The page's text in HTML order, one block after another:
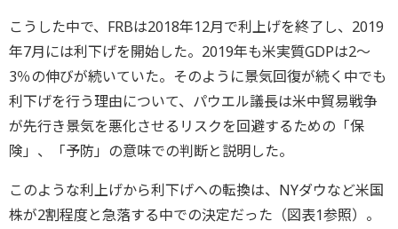
こうした中で、FRBは2018年12月で利上げを終了し、2019
年7月には利下げを開始した。2019年も米実質GDPは2～
3％の伸びが続いていた。そのように景気回復が続く中でも
利下げを行う理由について、パウエル議長は米中貿易戦争
が先行き景気を悪化させるリスクを回避するための「保
険」、「予防」の意味での判断と説明した。
このような利上げから利下げへの転換は、NYダウなど米国
株が2割程度と急落する中での決定だった（図表1参照）。